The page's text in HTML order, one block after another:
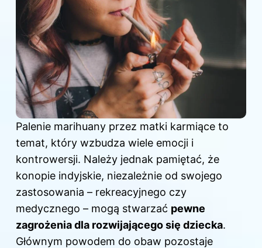
Palenie marihuany przez matki karmiące to
temat, który wzbudza wiele emocji i
kontrowersji. Należy jednak pamiętać, że
konopie indyjskie, niezależnie od swojego
zastosowania – rekreacyjnego czy
medycznego – mogą stwarzać pewne
zagrożenia dla rozwijającego się dziecka.
Głównym powodem do obaw pozostaje